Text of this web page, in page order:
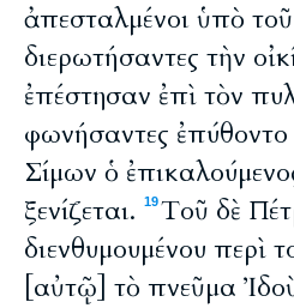
ἀπεσταλμένοι ὑπὸ
διερωτήσαντες τὴν
ἐπέστησαν ἐπὶ τὸν
φωνήσαντες
Σίμων ὁ
ξενίζεται.
19Τοῦ δὲ
διενθυμουμένου περὶ
[αὐτῷ] τὸ πνεῦμα